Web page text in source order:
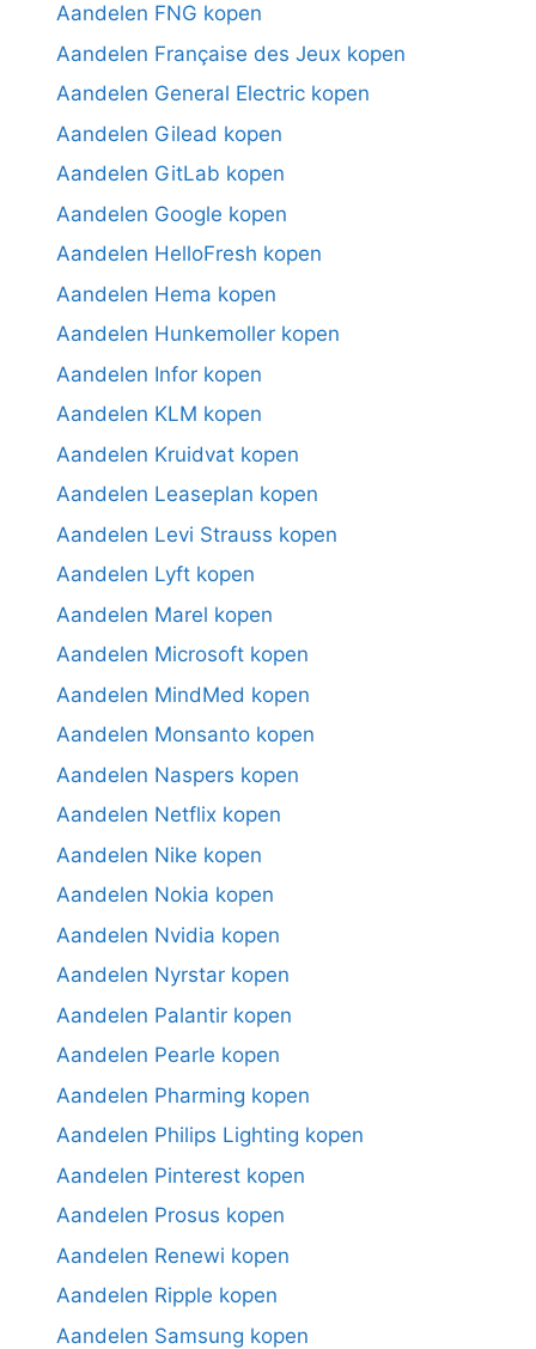
Aandelen FNG kopen
Aandelen Française des Jeux kopen
Aandelen General Electric kopen
Aandelen Gilead kopen
Aandelen GitLab kopen
Aandelen Google kopen
Aandelen HelloFresh kopen
Aandelen Hema kopen
Aandelen Hunkemoller kopen
Aandelen Infor kopen
Aandelen KLM kopen
Aandelen Kruidvat kopen
Aandelen Leaseplan kopen
Aandelen Levi Strauss kopen
Aandelen Lyft kopen
Aandelen Marel kopen
Aandelen Microsoft kopen
Aandelen MindMed kopen
Aandelen Monsanto kopen
Aandelen Naspers kopen
Aandelen Netflix kopen
Aandelen Nike kopen
Aandelen Nokia kopen
Aandelen Nvidia kopen
Aandelen Nyrstar kopen
Aandelen Palantir kopen
Aandelen Pearle kopen
Aandelen Pharming kopen
Aandelen Philips Lighting kopen
Aandelen Pinterest kopen
Aandelen Prosus kopen
Aandelen Renewi kopen
Aandelen Ripple kopen
Aandelen Samsung kopen